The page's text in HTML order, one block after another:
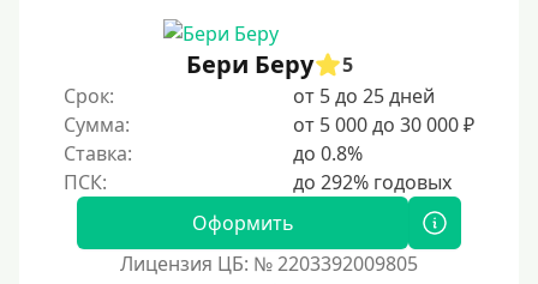
Бери Беру
5
Срок:
от 5 до 25 дней
Сумма:
от 5 000 до 30 000 ₽
Ставка:
до 0.8%
Оформить
Лицензия ЦБ: № 2203392009805